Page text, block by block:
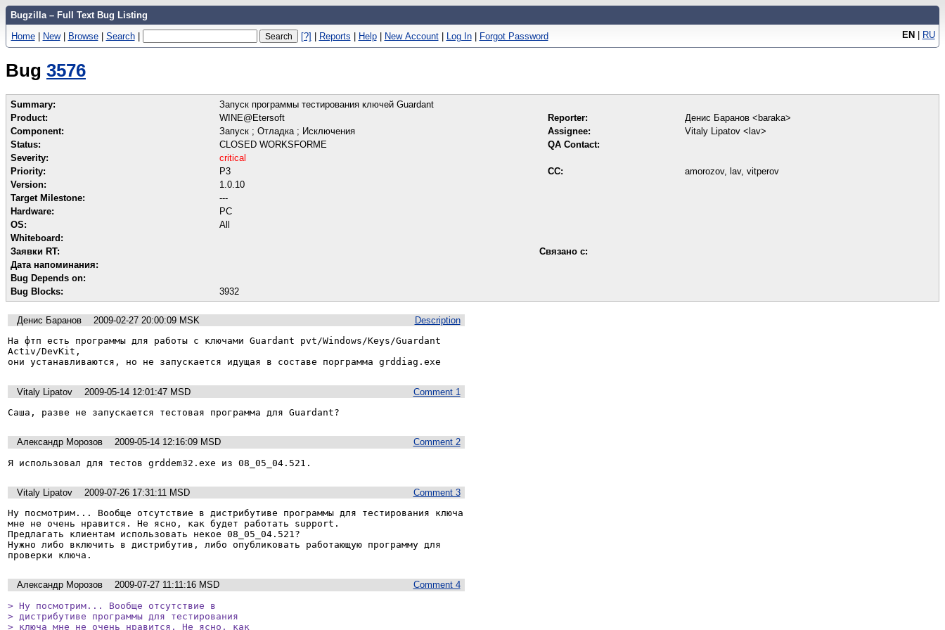
Bugzilla – Full Text Bug Listing
EN | RU
Home | New | Browse | Search | [?] | Reports | Help | New Account | Log In | Forgot Password
Bug 3576
Summary:
Запуск программы тестирования ключей Guardant
Product:
WINE@Etersoft Reporter:
Денис Баранов <baraka>
Component:
Запуск ; Отладка ; Исключения Assignee:
Vitaly Lipatov <lav>
Status:
CLOSED WORKSFORME
QA Contact:
Severity:
critical
Priority:
P3 CC:
amorozov, lav, vitperov
Version:
1.0.10
Target Milestone:
---
Hardware:
PC
OS:
All
Whiteboard:
Заявки RT:
Связано с:
Дата напоминания:
Bug Depends on:
Bug Blocks:
3932
Description
Денис Баранов
2009-02-27 20:00:09 MSK
На фтп есть программы для работы с ключами Guardant pvt/Windows/Keys/Guardant
Activ/DevKit,
они устанавливаются, но не запускается идущая в составе порграмма grddiag.exe
Comment 1
Vitaly Lipatov
2009-05-14 12:01:47 MSD
Саша, разве не запускается тестовая программа для Guardant?
Comment 2
Александр Морозов
2009-05-14 12:16:09 MSD
Comment 3
Vitaly Lipatov
2009-07-26 17:31:11 MSD
Ну посмотрим... Вообще отсутствие в дистрибутиве программы для тестирования ключа
мне не очень нравится. Не ясно, как будет работать support.
Предлагать клиентам использовать некое 08_05_04.521?
Нужно либо включить в дистрибутив, либо опубликовать работающую программу для
проверки ключа.
Comment 4
Александр Морозов
2009-07-27 11:11:16 MSD
> Ну посмотрим... Вообще отсутствие в
> дистрибутиве программы для тестирования
> ключа мне не очень нравится. Не ясно, как